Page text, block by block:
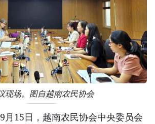
现场。图自越南农民协会
15日，越南农民协会中央委员会